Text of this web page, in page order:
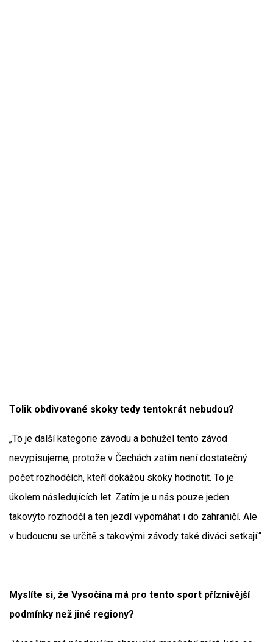
Tolik obdivované skoky tedy tentokrát nebudou?
„To je další kategorie závodu a bohužel tento závod
nevypisujeme, protože v Čechách zatím není dostatečný
počet rozhodčích, kteří dokážou skoky hodnotit. To je
úkolem následujících let. Zatím je u nás pouze jeden
takovýto rozhodčí a ten jezdí vypomáhat i do zahraničí. Ale
v budoucnu se určitě s takovými závody také diváci setkají.“
Myslíte si, že Vysočina má pro tento sport příznivější
podmínky než jiné regiony?